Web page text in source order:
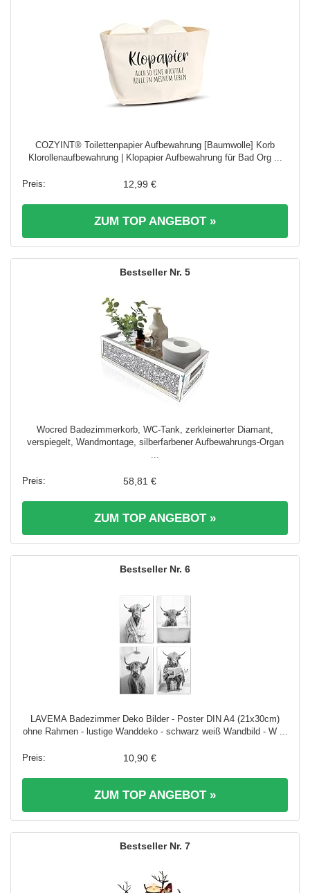
COZYINT® Toilettenpapier Aufbewahrung [Baumwolle] Korb
Klorollenaufbewahrung | Klopapier Aufbewahrung für Bad Org ...
12,99 €
ZUM TOP ANGEBOT »
5
Wocred Badezimmerkorb, WC-Tank, zerkleinerter Diamant,
verspiegelt, Wandmontage, silberfarbener Aufbewahrungs-Organ
...
58,81 €
ZUM TOP ANGEBOT »
6
LAVEMA Badezimmer Deko Bilder - Poster DIN A4 (21x30cm)
ohne Rahmen - lustige Wanddeko - schwarz weiß Wandbild - W ...
10,90 €
ZUM TOP ANGEBOT »
7